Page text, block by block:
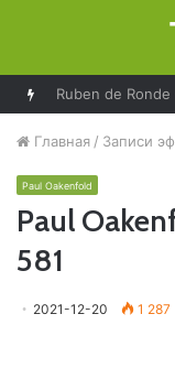
Ruben de
Главная / Записи
Paul Oakenfold
Paul
581
2021-12-20 1 287